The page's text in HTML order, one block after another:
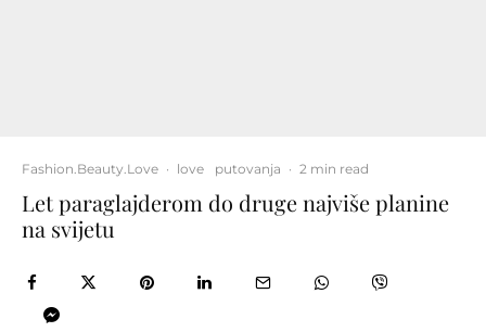
Fashion.Beauty.Love · love putovanja · 2 min read
Let paraglajderom do druge najviše planine
na svijetu